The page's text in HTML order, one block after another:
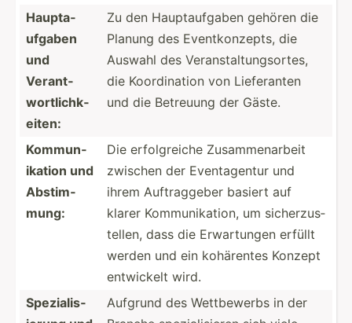
Haupta­
ufgaben
und
Verant­
wor­tli­chk­
eiten:
Zu den Haupta­ufgaben gehören die
Planung des Eventk­onz­epts, die
Auswahl des Verans­tal­tun­gso­rtes,
die Koordi­nation von Liefer­anten
und die Betreuung der Gäste.
Kommun­
ikation und
Abstim­
mung:
Die erfolg­reiche Zusamm­ena­rbeit
zwischen der Eventa­gentur und
ihrem Auftra­ggeber basiert auf
klarer Kommun­ika­tion, um sicher­zus­
tellen, dass die Erwart­ungen erfüllt
werden und ein kohärentes Konzept
entwickelt wird.
Spezia­lis­
Aufgrund des Wettbe­werbs in der